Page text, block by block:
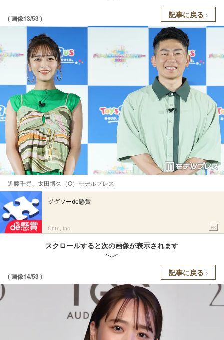
( 画像13/53 ) 記事に戻る
近藤千尋、太田博久（C）モデルプレス
ジグソーde懸賞
Ohte, Inc. PR
スクロールすると次の画像が表示されます
( 画像14/53 ) 記事に戻る